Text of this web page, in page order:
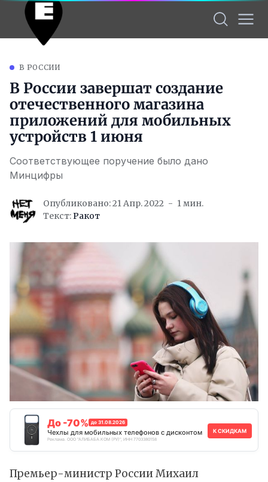
В РОССИИ
В России завершат создание
отечественного магазина
приложений для мобильных
устройств 1 июня
Соответствующее поручение было дано
Минцифры
Опубликовано: 21 Апр. 2022
1 мин.
Текст:Ракот
До -70% до 31.08.2026
Чехлы для мобильных телефонов с дисконтом
Реклама. ООО "АЛИБАБА.КОМ (РУ)", ИНН 7703380158
К СКИДКАМ
Премьер-министр России Михаил